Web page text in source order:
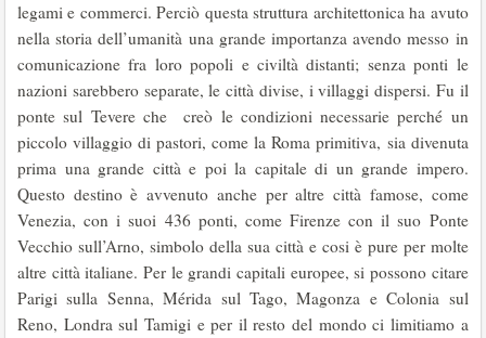
legami e commerci. Perciò questa struttura architettonica ha avuto
nella storia dell’umanità una grande importanza avendo messo in
comunicazione fra loro popoli e civiltà distanti; senza ponti le
nazioni sarebbero separate, le città divise, i villaggi dispersi. Fu il
ponte sul Tevere che creò le condizioni necessarie perché un
piccolo villaggio di pastori, come la Roma primitiva, sia divenuta
prima una grande città e poi la capitale di un grande impero.
Questo destino è avvenuto anche per altre città famose, come
Venezia, con i suoi 436 ponti, come Firenze con il suo Ponte
Vecchio sull’Arno, simbolo della sua città e cosi è pure per molte
altre città italiane. Per le grandi capitali europee, si possono citare
Parigi sulla Senna, Mérida sul Tago, Magonza e Colonia sul
Reno, Londra sul Tamigi e per il resto del mondo ci limitiamo a